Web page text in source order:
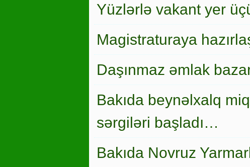
Yüzlərlə vakant yer
Magistraturaya
Daşınmaz əmlak
Bakıda beynəlxalq
sərgiləri başladı…
Bakıda Novruz